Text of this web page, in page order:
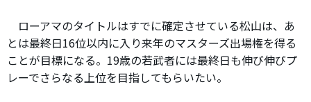
ローアマのタイトルはすでに確定させている松山は、あ
とは最終日16位以内に入り来年のマスターズ出場権を得る
ことが目標になる。19歳の若武者には最終日も伸び伸びプ
レーでさらなる上位を目指してもらいたい。